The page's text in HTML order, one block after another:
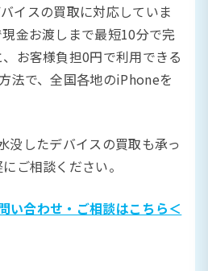
イスの買取に対応していま
金お渡しまで最短10分で完
お客様負担0円で利用できる
法で、全国各地のiPhoneを
没したデバイスの買取も承っ
ご相談ください。
い合わせ・ご相談はこちら＜